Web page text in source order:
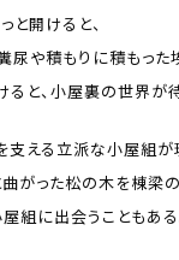
と開けると、
尿や積もりに積もった
と、小屋裏の世界が
支える立派な小屋組が
がった松の木を棟梁の
組に出会うこともある